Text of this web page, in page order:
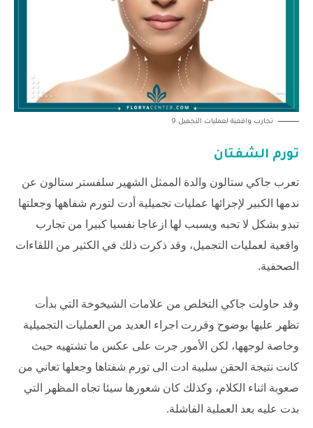
تجارب واقعية لعمليات التجميل 9
تورم الشفتان
تعرب جاكي ستالون والدة الممثل الشهير سلفستر ستالون عن
ندمها الكبير لإجرائها عمليات تجميلية أدت لتورم شفاهها وجعلتها
تبدو بشكل لا تحبه ويسبب لها ازعاجا نفسيا كبيرا من تجارب
واقعية لعمليات التجميل، وقد ذكرت ذلك في الكثير من اللقاءات
الصحفية.
وقد حاولت جاكي التخلص من علامات الشيخوخة التي بدأت
تظهر عليها بوضوح وقررت اجراء العديد من العمليات التجميلية
وخاصة لوجهها، لكن الأمور جرت على عكس ما تشتهيه حيث
كانت نتيجة الحقن سلبية ادت الى تورم شفتاها وجعلها تعاني من
صعوبة اثناء الكلام، وكذلك كان شعورها سيئا تجاه المظهر التي
بدت عليه بعد العملية الفاشلة.